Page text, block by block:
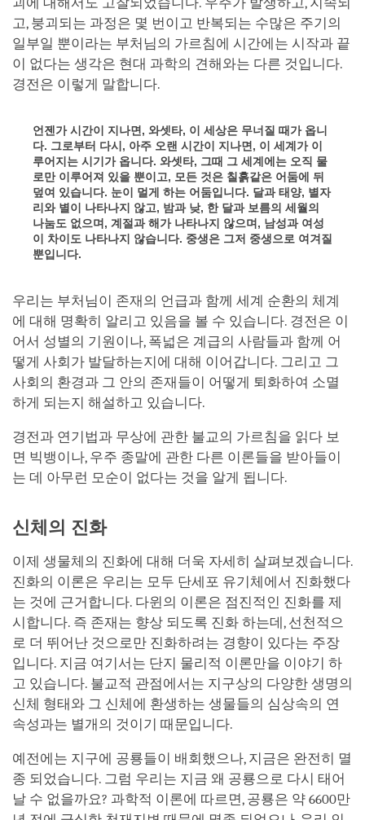
고, 붕괴되는 과정은 몇 번이고 반복되는 수많은 주기의
일부일 뿐이라는 부처님의 가르침에 시간에는 시작과 끝
이 없다는 생각은 현대 과학의 견해와는 다른 것입니다.
경전은 이렇게 말합니다.
언젠가 시간이 지나면, 와셋타, 이 세상은 무너질 때가 옵니
다. 그로부터 다시, 아주 오랜 시간이 지나면, 이 세계가 이
루어지는 시기가 옵니다. 와셋타, 그때 그 세계에는 오직 물
로만 이루어져 있을 뿐이고, 모든 것은 칠흙같은 어둠에 뒤
덮여 있습니다. 눈이 멀게 하는 어둠입니다. 달과 태양, 별자
리와 별이 나타나지 않고, 밤과 낮, 한 달과 보름의 세월의
나눔도 없으며, 계절과 해가 나타나지 않으며, 남성과 여성
이 차이도 나타나지 않습니다. 중생은 그저 중생으로 여겨질
뿐입니다.
우리는 부처님이 존재의 언급과 함께 세계 순환의 체계
에 대해 명확히 알리고 있음을 볼 수 있습니다. 경전은 이
어서 성별의 기원이나, 폭넓은 계급의 사람들과 함께 어
떻게 사회가 발달하는지에 대해 이어갑니다. 그리고 그
사회의 환경과 그 안의 존재들이 어떻게 퇴화하여 소멸
하게 되는지 해설하고 있습니다.
경전과 연기법과 무상에 관한 불교의 가르침을 읽다 보
면 빅뱅이나, 우주 종말에 관한 다른 이론들을 받아들이
는 데 아무런 모순이 없다는 것을 알게 됩니다.
신체의 진화
이제 생물체의 진화에 대해 더욱 자세히 살펴보겠습니다.
진화의 이론은 우리는 모두 단세포 유기체에서 진화했다
는 것에 근거합니다. 다윈의 이론은 점진적인 진화를 제
시합니다. 즉 존재는 향상 되도록 진화 하는데, 선천적으
로 더 뛰어난 것으로만 진화하려는 경향이 있다는 주장
입니다. 지금 여기서는 단지 물리적 이론만을 이야기 하
고 있습니다. 불교적 관점에서는 지구상의 다양한 생명의
신체 형태와 그 신체에 환생하는 생물들의 심상속의 연
속성과는 별개의 것이기 때문입니다.
예전에는 지구에 공룡들이 배회했으나, 지금은 완전히 멸
종 되었습니다. 그럼 우리는 지금 왜 공룡으로 다시 태어
날 수 없을까요? 과학적 이론에 따르면, 공룡은 약 6600만